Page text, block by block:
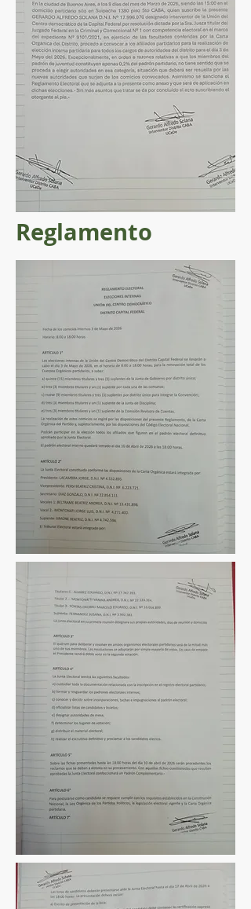
Reglamento